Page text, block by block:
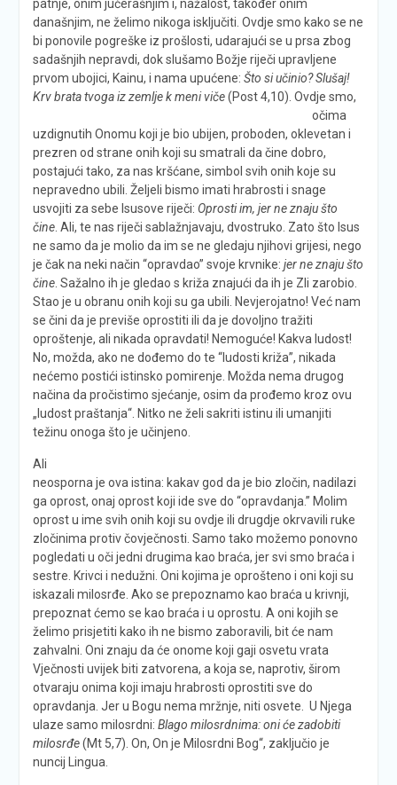
patnje, onim jučerašnjim i, nažalost, također onim
današnjim, ne želimo nikoga isključiti. Ovdje smo kako se ne
bi ponovile pogreške iz prošlosti, udarajući se u prsa zbog
sadašnjih nepravdi, dok slušamo Božje riječi upravljene
prvom ubojici, Kainu, i nama upućene: Što si učinio? Slušaj!
Krv brata tvoga iz zemlje k meni viče(Post 4,10). Ovdje smo,
očima
uzdignutih Onomu koji je bio ubijen, proboden, oklevetan i
prezren od strane onih koji su smatrali da čine dobro,
postajući tako, za nas kršćane, simbol svih onih koje su
nepravedno ubili. Željeli bismo imati hrabrosti i snage
usvojiti za sebe Isusove riječi: Oprosti im, jer ne znaju što
čine. Ali, te nas riječi sablažnjavaju, dvostruko. Zato što Isus
ne samo da je molio da im se ne gledaju njihovi grijesi, nego
je čak na neki način “opravdao” svoje krvnike: jer ne znaju što
čine. Sažalno ih je gledao s križa znajući da ih je Zli zarobio.
Stao je u obranu onih koji su ga ubili. Nevjerojatno! Već nam
se čini da je previše oprostiti ili da je dovoljno tražiti
oproštenje, ali nikada opravdati! Nemoguće! Kakva ludost!
No, možda, ako ne dođemo do te “ludosti križa”, nikada
nećemo postići istinsko pomirenje. Možda nema drugog
načina da pročistimo sjećanje, osim da prođemo kroz ovu
„ludost praštanja“. Nitko ne želi sakriti istinu ili umanjiti
težinu onoga što je učinjeno.
Ali
neosporna je ova istina: kakav god da je bio zločin, nadilazi
ga oprost, onaj oprost koji ide sve do “opravdanja.” Molim
oprost u ime svih onih koji su ovdje ili drugdje okrvavili ruke
zločinima protiv čovječnosti. Samo tako možemo ponovno
pogledati u oči jedni drugima kao braća, jer svi smo braća i
sestre. Krivci i nedužni. Oni kojima je oprošteno i oni koji su
iskazali milosrđe. Ako se prepoznamo kao braća u krivnji,
prepoznat ćemo se kao braća i u oprostu. A oni kojih se
želimo prisjetiti kako ih ne bismo zaboravili, bit će nam
zahvalni. Oni znaju da će onome koji gaji osvetu vrata
Vječnosti uvijek biti zatvorena, a koja se, naprotiv, širom
otvaraju onima koji imaju hrabrosti oprostiti sve do
opravdanja. Jer u Bogu nema mržnje, niti osvete. U Njega
ulaze samo milosrdni: Blago milosrdnima: oni će zadobiti
milosrđe(Mt 5,7). On, On je Milosrdni Bog“, zaključio je
nuncij Lingua.